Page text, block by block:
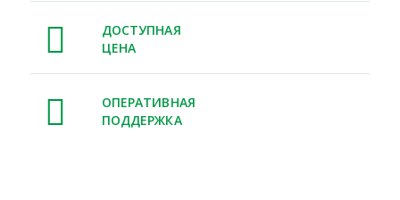
ДОСТУПНАЯ
ЦЕНА
ОПЕРАТИВНАЯ
ПОДДЕРЖКА